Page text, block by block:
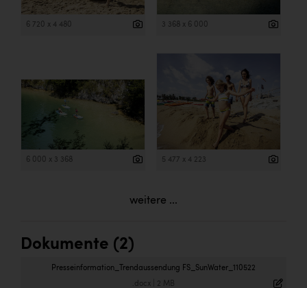
6 720 x 4 480 3 368 x 6 000
6 000 x 3 368 5 477 x 4 223
weitere ...
Dokumente (2)
Presseinformation_Trendaussendung FS_SunWater_110522
.docx 2 MB